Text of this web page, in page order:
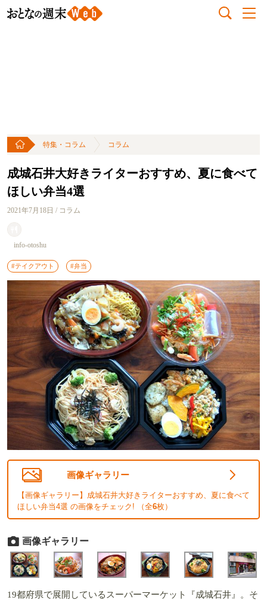
特集・コラム コラム
成城石井大好きライターおすすめ、夏に食べて
ほしい弁当4選
2021年7月18日 / コラム
info-otoshu
#テイクアウト #弁当
画像ギャラリー
【画像ギャラリー】成城石井大好きライターおすすめ、夏に食べて
ほしい弁当4選 の画像をチェック! （全6枚）
画像ギャラリー
19都府県で展開しているスーパーマーケット『成城石井』。そ